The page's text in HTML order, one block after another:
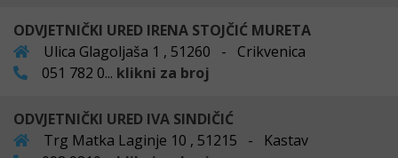
ODVJETNIČKI URED IRENA STOJČIĆ MURETA
Ulica Glagoljaša 1 , 51260 - Crikvenica
051 782 0... klikni za broj
ODVJETNIČKI URED IVA SINDIČIĆ
Trg Matka Laginje 10 , 51215 - Kastav